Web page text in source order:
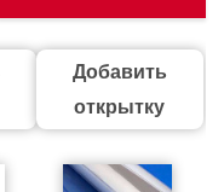
Добавить
открытку